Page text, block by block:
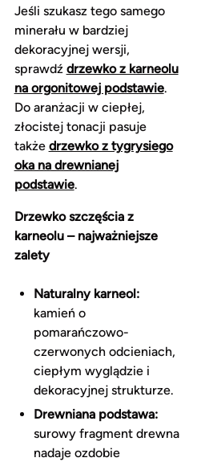
Jeśli szukasz tego samego
minerału w bardziej
dekoracyjnej wersji,
sprawdź drzewko z karneolu
na orgonitowej podstawie.
Do aranżacji w ciepłej,
złocistej tonacji pasuje
także drzewko z tygrysiego
oka na drewnianej
podstawie.
Drzewko szczęścia z
karneolu – najważniejsze
zalety
Naturalny karneol:
kamień o
pomarańczowo-
czerwonych odcieniach,
ciepłym wyglądzie i
dekoracyjnej strukturze.
Drewniana podstawa:
surowy fragment drewna
nadaje ozdobie